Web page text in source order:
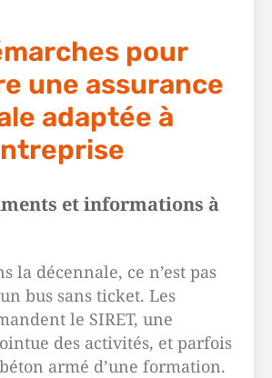
pour
une assurance
adaptée à
et informations à
la décennale, ce n’est pas
bus sans ticket. Les
le SIRET, une
des activités, et parfois
armé d’une formation.